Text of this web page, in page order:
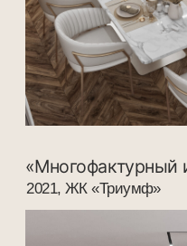
«Природная палитра»